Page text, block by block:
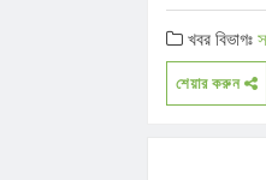
খবর বিভাগঃ
শেয়ার করুন